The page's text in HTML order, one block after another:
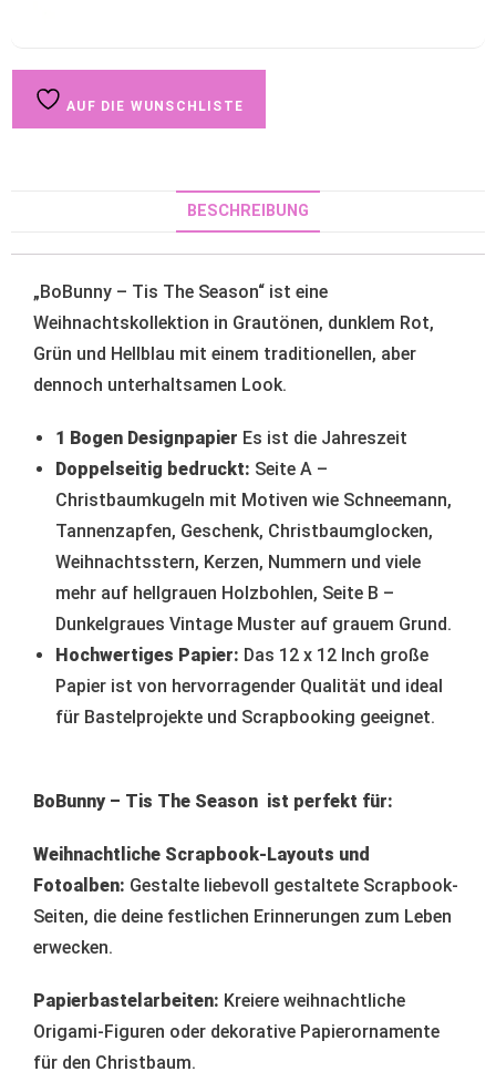
AUF DIE WUNSCHLISTE
BESCHREIBUNG
„BoBunny – Tis The Season“ ist eine
Weihnachtskollektion in Grautönen, dunklem Rot,
Grün und Hellblau mit einem traditionellen, aber
dennoch unterhaltsamen Look.
1 Bogen Designpapier Es ist die Jahreszeit
Doppelseitig bedruckt: Seite A –
Christbaumkugeln mit Motiven wie Schneemann,
Tannenzapfen, Geschenk, Christbaumglocken,
Weihnachtsstern, Kerzen, Nummern und viele
mehr auf hellgrauen Holzbohlen, Seite B –
Dunkelgraues Vintage Muster auf grauem Grund.
Hochwertiges Papier: Das 12 x 12 Inch große
Papier ist von hervorragender Qualität und ideal
für Bastelprojekte und Scrapbooking geeignet.
BoBunny – Tis The Season ist perfekt für:
Weihnachtliche Scrapbook-Layouts und
Fotoalben: Gestalte liebevoll gestaltete Scrapbook-
Seiten, die deine festlichen Erinnerungen zum Leben
erwecken.
Papierbastelarbeiten: Kreiere weihnachtliche
Origami-Figuren oder dekorative Papierornamente
für den Christbaum.